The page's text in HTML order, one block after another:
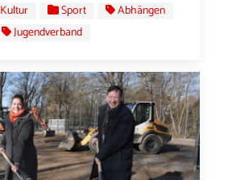
Kultur Sport
Abhängen
Jugendverband